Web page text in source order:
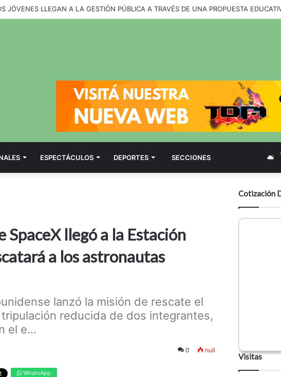
JÓVENES LLEGAN A LA GESTIÓN PÚBLICA A TRAVÉS DE UNA PROPUESTA
ESPECTÁCULOS DEPORTES SECCIONES
SpaceX llegó a la Estación
a los astronautas
lanzó la misión de rescate el
reducida de dos integrantes,
el e...
0 null
WhatsApp
Cotización
Visitas